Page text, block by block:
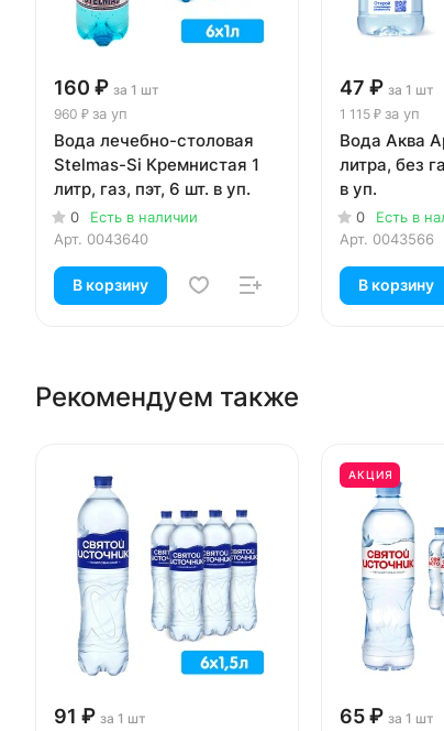
160 ₽ за 1 шт
960 ₽ за уп
Вода лечебно-столовая
Stelmas-Si Кремнистая 1
литр, газ, пэт, 6 шт. в уп.
0
Есть в наличии
Арт. 0043640
В корзину
47 ₽ за 1 шт
1 115 ₽ за уп
Вода Аква
литра, без
в уп.
0
Есть в
Арт. 0043566
В корзину
Рекомендуем также
91 ₽ за 1 шт
АКЦИЯ
65 ₽ за 1 шт